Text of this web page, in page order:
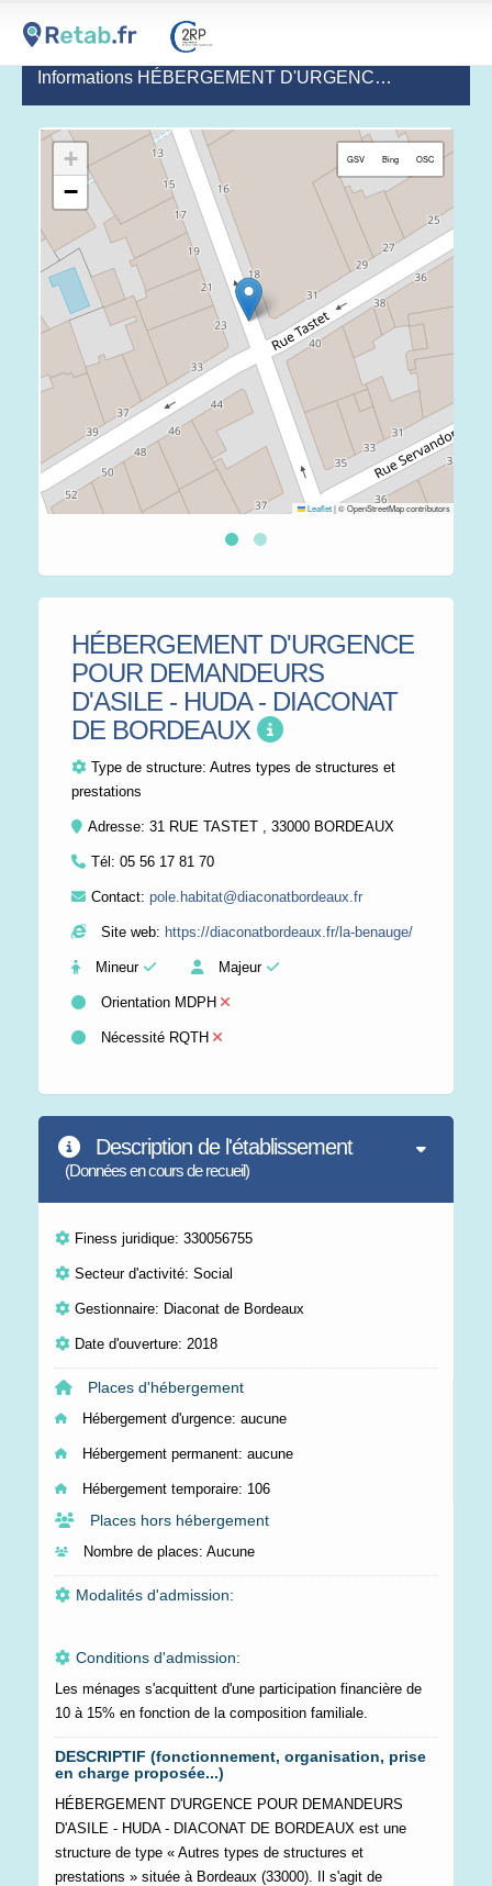
Informations HÉBERGEMENT D'URGENCE POUR DEMANDEURS D'ASILE - HUDA - DIACONAT DE BORDEAUX
+
−
GSV Bing OSC
Leaflet|© OpenStreetMap contributors
HÉBERGEMENT D'URGENCE
POUR DEMANDEURS
D'ASILE - HUDA - DIACONAT
DE BORDEAUX
Type de structure: Autres types de structures et
prestations
Adresse: 31 RUE TASTET , 33000 BORDEAUX
Tél: 05 56 17 81 70
Contact: pole.habitat@diaconatbordeaux.fr
Site web: https://diaconatbordeaux.fr/la-benauge/
Mineur Majeur
Orientation MDPH
Nécessité RQTH
Description de l'établissement
(Données en cours de recueil)
Finess juridique: 330056755
Secteur d'activité: Social
Gestionnaire: Diaconat de Bordeaux
Date d'ouverture: 2018
Places d'hébergement
Hébergement d'urgence: aucune
Hébergement permanent: aucune
Hébergement temporaire: 106
Places hors hébergement
Nombre de places: Aucune
Modalités d'admission:
Conditions d'admission:
Les ménages s'acquittent d'une participation financière de
10 à 15% en fonction de la composition familiale.
DESCRIPTIF (fonctionnement, organisation, prise
en charge proposée...)
HÉBERGEMENT D'URGENCE POUR DEMANDEURS
D'ASILE - HUDA - DIACONAT DE BORDEAUX est une
structure de type « Autres types de structures et
prestations » située à Bordeaux (33000). Il s'agit de